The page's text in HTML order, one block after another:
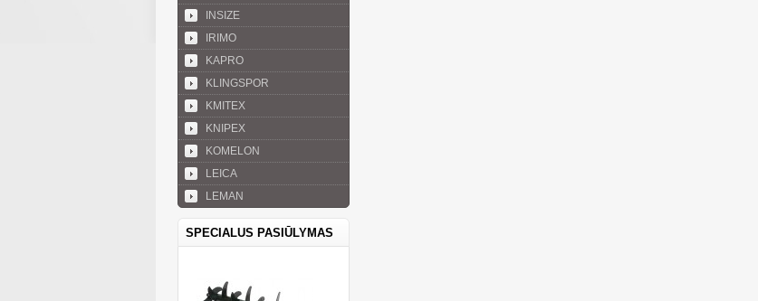
INSIZE
IRIMO
KAPRO
KLINGSPOR
KMITEX
KNIPEX
KOMELON
LEICA
LEMAN
SPECIALUS PASIŪLYMAS